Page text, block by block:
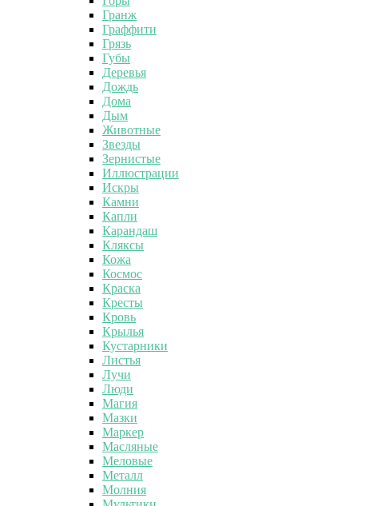
Гранж
Граффити
Грязь
Губы
Деревья
Дождь
Дома
Дым
Животные
Звезды
Зернистые
Иллюстрации
Искры
Камни
Капли
Карандаш
Кляксы
Кожа
Космос
Краска
Кресты
Кровь
Крылья
Кустарники
Листья
Лучи
Люди
Магия
Мазки
Маркер
Масляные
Меловые
Металл
Молния